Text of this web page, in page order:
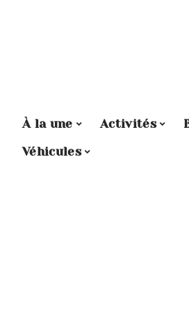
À la une Activités
Véhicules